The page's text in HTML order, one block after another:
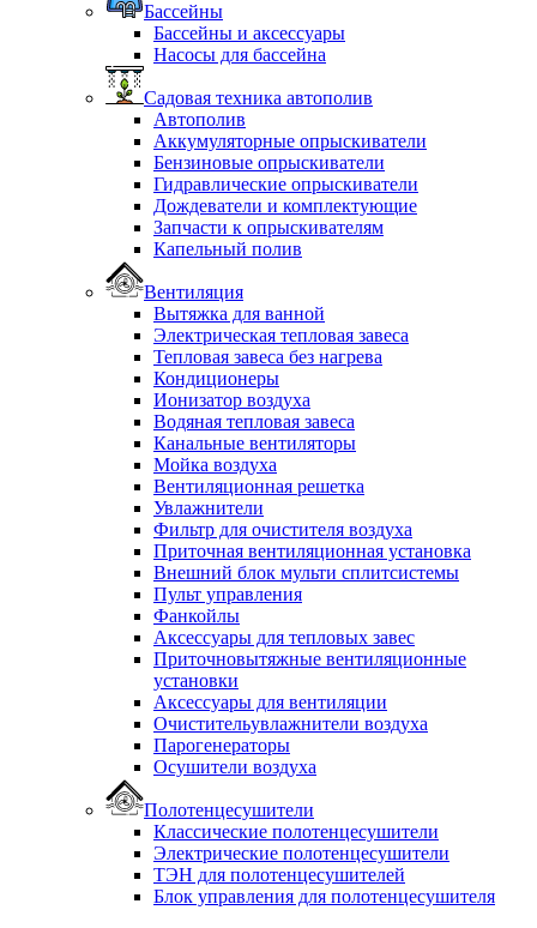
Бассейны
Бассейны и аксессуары
Насосы для бассейна
Садовая техника автополив
Автополив
Аккумуляторные опрыскиватели
Бензиновые опрыскиватели
Гидравлические опрыскиватели
Дождеватели и комплектующие
Запчасти к опрыскивателям
Капельный полив
Вентиляция
Вытяжка для ванной
Электрическая тепловая завеса
Тепловая завеса без нагрева
Кондиционеры
Ионизатор воздуха
Водяная тепловая завеса
Канальные вентиляторы
Мойка воздуха
Вентиляционная решетка
Увлажнители
Фильтр для очистителя воздуха
Приточная вентиляционная установка
Внешний блок мульти сплитсистемы
Пульт управления
Фанкойлы
Аксессуары для тепловых завес
Приточновытяжные вентиляционные
установки
Аксессуары для вентиляции
Очистительувлажнители воздуха
Парогенераторы
Осушители воздуха
Полотенцесушители
Классические полотенцесушители
Электрические полотенцесушители
ТЭН для полотенцесушителей
Блок управления для полотенцесушителя